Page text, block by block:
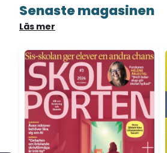
Senaste magasinen
Läs mer